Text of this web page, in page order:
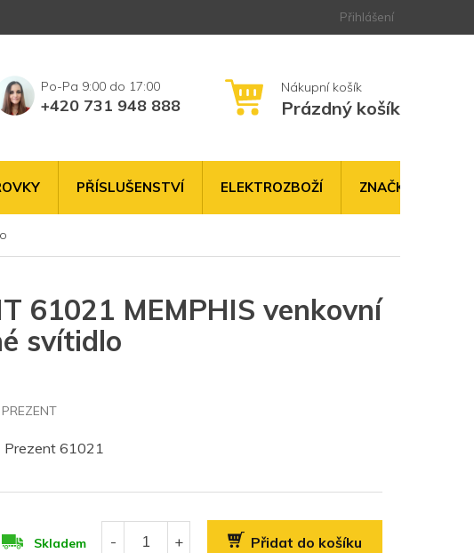
Přihlášení
+420 731 948 888
NÁKUPNÍPrázdný košík
PŘÍSLUŠENSTVÍ ELEKTROZBOŽÍ ZNAČKY
Prezent 61021
Skladem Přidat do košíku
61021 MEMPHIS venkovní
svítidlo
PREZENT